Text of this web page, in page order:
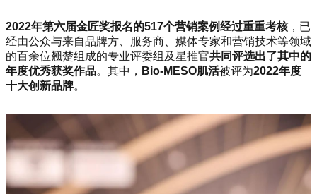
2022年第六届金匠奖报名的517个营销案例经过重重考核，已
经由公众与来自品牌方、服务商、媒体专家和营销技术等领域
的百余位翘楚组成的专业评委组及星推官共同评选出了其中的
年度优秀获奖作品。其中， Bio-MESO肌活被评为2022年度
十大创新品牌。